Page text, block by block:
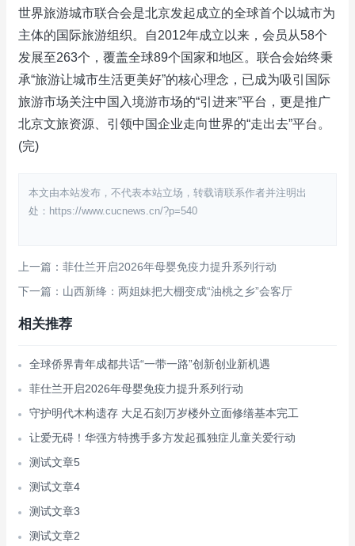
世界旅游城市联合会是北京发起成立的全球首个以城市为
主体的国际旅游组织。自2012年成立以来，会员从58个
发展至263个，覆盖全球89个国家和地区。联合会始终秉
承“旅游让城市生活更美好”的核心理念，已成为吸引国际
旅游市场关注中国入境游市场的“引进来”平台，更是推广
北京文旅资源、引领中国企业走向世界的“走出去”平台。
(完)
本文由本站发布，不代表本站立场，转载请联系作者并注明出
处：https://www.cucnews.cn/?p=540
上一篇：菲仕兰开启2026年母婴免疫力提升系列行动
下一篇：山西新绛：两姐妹把大棚变成“油桃之乡”会客厅
相关推荐
全球侨界青年成都共话“一带一路”创新创业新机遇
菲仕兰开启2026年母婴免疫力提升系列行动
守护明代木构遗存 大足石刻万岁楼外立面修缮基本完工
让爱无碍！华强方特携手多方发起孤独症儿童关爱行动
测试文章5
测试文章4
测试文章3
测试文章2